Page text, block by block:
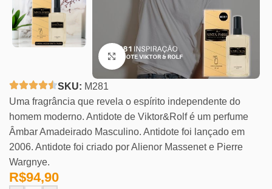
Clique para ampliar
SKU: M281
Uma fragrância que revela o espírito independente do
homem moderno. Antidote de Viktor&Rolf é um perfume
Âmbar Amadeirado Masculino. Antidote foi lançado em
2006. Antidote foi criado por Alienor Massenet e Pierre
Wargnye.
R$94,90